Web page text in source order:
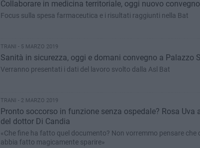
Collaborare in medicina territoriale, oggi nuovo
Focus sulla spesa farmaceutica e i risultati raggiunti nella Bat
TRANI - 5 MARZO 2019
Sanità in sicurezza, oggi e domani convegno a Palazzo
Verranno presentati i dati del lavoro svolto dalla Asl Bat
TRANI - 2 MARZO 2019
Pronto soccorso in funzione senza ospedale? Rosa Uva
del dottor Di Candia
«Che fine ha fatto quel documento? Non vorremmo pensare che
abbia fatto magicamente sparire»